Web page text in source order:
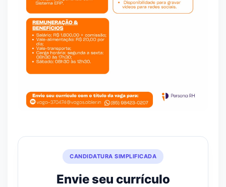
CANDIDATURA SIMPLIFICADA
Envie seu currículo